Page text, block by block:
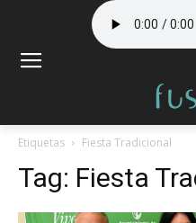
Etiquetas Fiesta Tradicional
Tag: Fiesta